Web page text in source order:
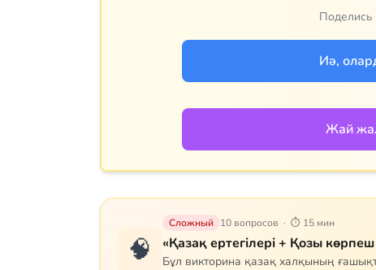
Поделись
Иә,
Жай
🧠
Сложный 10 вопросов · ⏱ 15 мин
«Қазақ ертегілері + Қозы
Бұл викторина қазақ халқының